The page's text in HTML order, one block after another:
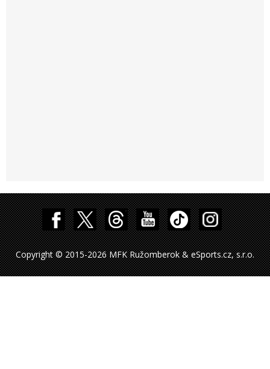
Copyright © 2015-2026 MFK Ružomberok & eSports.cz, s.r.o.